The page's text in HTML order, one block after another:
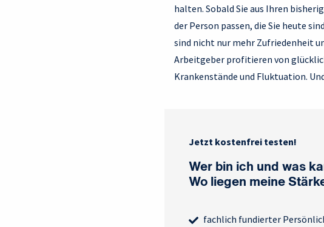
halten. Sobald Sie aus Ihren
der Person passen, die Sie heute
sind nicht nur mehr Zufriedenheit
Arbeitgeber profitieren von
Krankenstände und Fluktuation.
Jetzt kostenfrei testen!
Wer bin ich und was
Wo liegen meine
fachlich fundierter